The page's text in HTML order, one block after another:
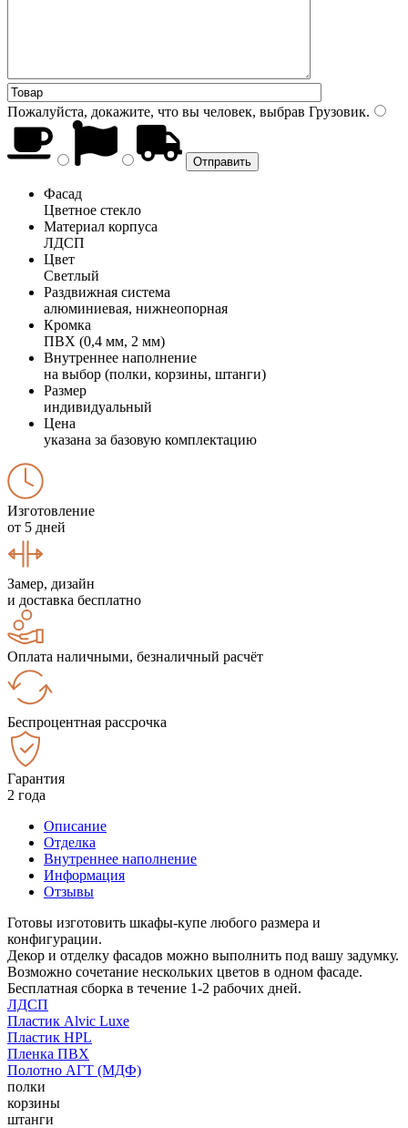
Пожалуйста, докажите, что вы человек, выбрав Грузовик.
Фасад
Цветное стекло
Материал корпуса
ЛДСП
Цвет
Светлый
Раздвижная система
алюминиевая, нижнеопорная
Кромка
ПВХ (0,4 мм, 2 мм)
Внутреннее наполнение
на выбор (полки, корзины, штанги)
Размер
индивидуальный
Цена
указана за базовую комплектацию
Изготовление
от 5 дней
Замер, дизайн
и доставка бесплатно
Оплата наличными, безналичный расчёт
Беспроцентная рассрочка
Гарантия
2 года
Описание
Отделка
Внутреннее наполнение
Информация
Отзывы
Готовы изготовить шкафы-купе любого размера и
конфигурации.
Декор и отделку фасадов можно выполнить под вашу задумку.
Возможно сочетание нескольких цветов в одном фасаде.
Бесплатная сборка в течение 1-2 рабочих дней.
ЛДСП
Пластик Alvic Luxe
Пластик HPL
Пленка ПВХ
Полотно АГТ (МДФ)
полки
корзины
штанги